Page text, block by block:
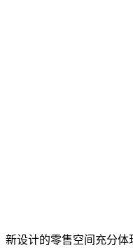
新设计的零售空间充分